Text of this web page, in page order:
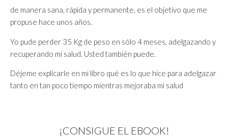
de manera sana, rápida y permanente, es el objetivo que me
propuse hace unos años.
Yo pude perder 35 Kg de peso en sólo 4 meses, adelgazando y
recuperando mi salud. Usted también puede.
Déjeme explicarle en mi libro qué es lo que hice para adelgazar
tanto en tan poco tiempo mientras mejoraba mi salud
¡CONSIGUE EL EBOOK!